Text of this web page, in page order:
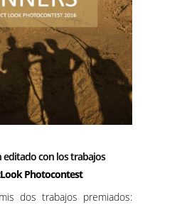
editado con los trabajos
Photocontest
dos trabajos premiados: